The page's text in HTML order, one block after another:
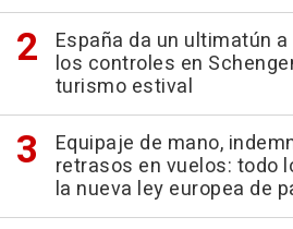
España da un ultimatún
los controles en
turismo estival
Equipaje de mano,
retrasos en vuelos: todo
la nueva ley europea de